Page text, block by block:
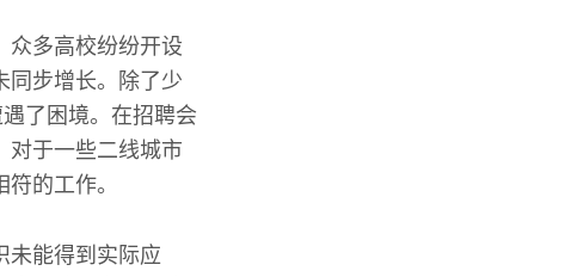
众多高校纷纷开设
同步增长。除了少
了困境。在招聘会
对于一些二线城市
的工作。
未能得到实际应